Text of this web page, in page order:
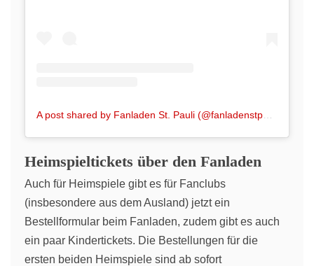
Heimspieltickets über den Fanladen
Auch für Heimspiele gibt es für Fanclubs
(insbesondere aus dem Ausland) jetzt ein
Bestellformular beim Fanladen, zudem gibt es auch
ein paar Kindertickets. Die Bestellungen für die
ersten beiden Heimspiele sind ab sofort